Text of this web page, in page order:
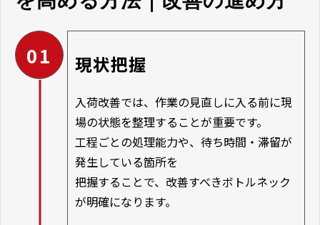
01 現状把握
入荷改善では、作業の見直しに入る前に現
場の状態を整理することが重要です。
工程ごとの処理能力や、待ち時間・滞留が
発生している箇所を
把握することで、改善すべきボトルネック
が明確になります。